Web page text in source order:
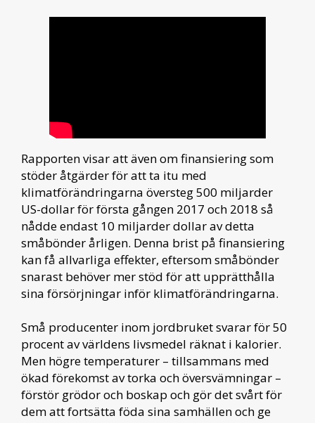
Rapporten visar att även om finansiering som
stöder åtgärder för att ta itu med
klimatförändringarna översteg 500 miljarder
US-dollar för första gången 2017 och 2018 så
nådde endast 10 miljarder dollar av detta
småbönder årligen. Denna brist på finansiering
kan få allvarliga effekter, eftersom småbönder
snarast behöver mer stöd för att upprätthålla
sina försörjningar inför klimatförändringarna.
Små producenter inom jordbruket svarar för 50
procent av världens livsmedel räknat i kalorier.
Men högre temperaturer – tillsammans med
ökad förekomst av torka och översvämningar –
förstör grödor och boskap och gör det svårt för
dem att fortsätta föda sina samhällen och ge